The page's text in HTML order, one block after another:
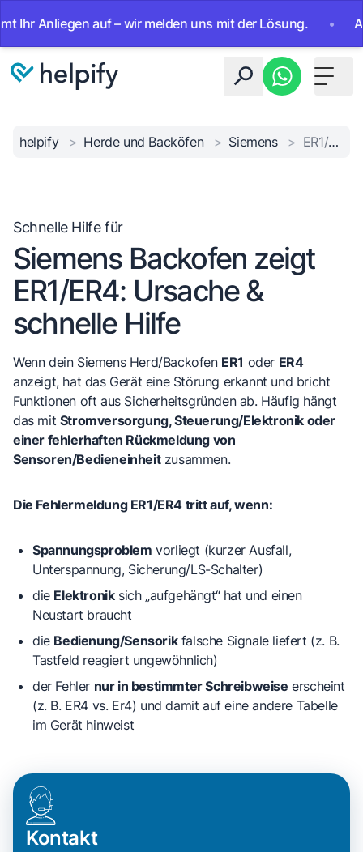
auf – wir melden uns mit der Lösung. • Ab
Toggle
helpify > Herde und Backöfen > Siemens > ER1/ER4 Fehler beheben
Schnelle Hilfe für
Siemens Backofen zeigt
ER1/ER4: Ursache &
schnelle Hilfe
Wenn dein Siemens Herd/Backofen ER1 oder ER4
anzeigt, hat das Gerät eine Störung erkannt und bricht
Funktionen oft aus Sicherheitsgründen ab. Häufig hängt
das mit Stromversorgung, Steuerung/Elektronik oder
einer fehlerhaften Rückmeldung von
Sensoren/Bedieneinheitzusammen.
Die Fehlermeldung ER1/ER4 tritt auf, wenn:
Spannungsproblem vorliegt (kurzer Ausfall,
Unterspannung, Sicherung/LS-Schalter)
die Elektroniksich „aufgehängt“ hat und einen
Neustart braucht
die Bedienung/Sensorikfalsche Signale liefert (z. B.
Tastfeld reagiert ungewöhnlich)
der Fehler nur in bestimmter Schreibweise erscheint
(z. B. ER4 vs. Er4) und damit auf eine andere Tabelle
im Gerät hinweist
Kontakt